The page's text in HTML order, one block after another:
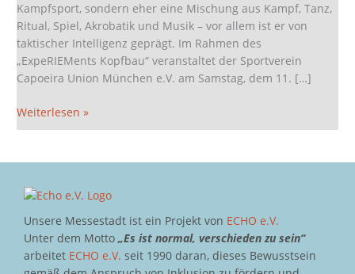
Kampfsport, sondern eher eine Mischung aus Kampf, Tanz,
Ritual, Spiel, Akrobatik und Musik – vor allem ist er von
taktischer Intelligenz geprägt. Im Rahmen des
„ExpeRIEMents Kopfbau“ veranstaltet der Sportverein
Capoeira Union München e.V. am Samstag, dem 11. […]
Weiterlesen »
Unsere Messestadt ist ein Projekt von ECHO e.V.
Unter dem Motto „Es ist normal, verschieden zu sein“
arbeitet ECHO e.V. seit 1990 daran, dieses Bewusstsein